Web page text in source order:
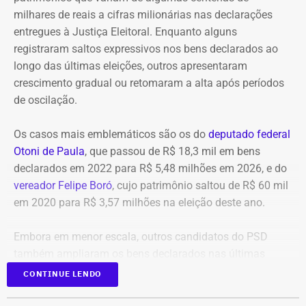
direta da empresa.
Entre as áreas previstas na parceria estão pesquisa
aplicada em Inteligência Artificial e IA Generativa,
sistemas de apoio à decisão técnica, visão
computacional e processamento de dados de sensores,
Também estão previstas aplicações de Digital Twins, BIM
e ambientes virtuais em projetos, planejamento, inspeção,
operação, manutenção, treinamento e segurança, além de
tecnologias de robótica e sistemas autônomos voltadas
e geociências.
A parceria inclui ainda infraestrutura de computação de
milhares de reais a cifras milionárias nas declarações
entregues à Justiça Eleitoral. Enquanto alguns
registraram saltos expressivos nos bens declarados ao
longo das últimas eleições, outros apresentaram
crescimento gradual ou retomaram a alta após períodos
de oscilação.
Os casos mais emblemáticos são os do deputado federal
Otoni de Paula, que passou de R$ 18,3 mil em bens
declarados em 2022 para R$ 5,48 milhões em 2026, e do
vereador Felipe Boró, cujo patrimônio saltou de R$ 60 mil
em 2020 para R$ 3,57 milhões na eleição deste ano.
Embora em menor escala, outros candidatos do PSD
eleições, como Laura Carneiro, Hugo Leal, Rafael Aloisio
Freitas, Marcio Ribeiro e Marcelo Diniz.
CONTINUE LENDO